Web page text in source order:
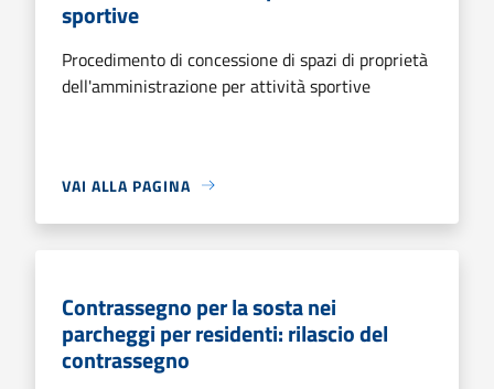
sportive
Procedimento di concessione di spazi di proprietà
dell'amministrazione per attività sportive
VAI ALLA PAGINA
Contrassegno per la sosta nei
parcheggi per residenti: rilascio del
contrassegno